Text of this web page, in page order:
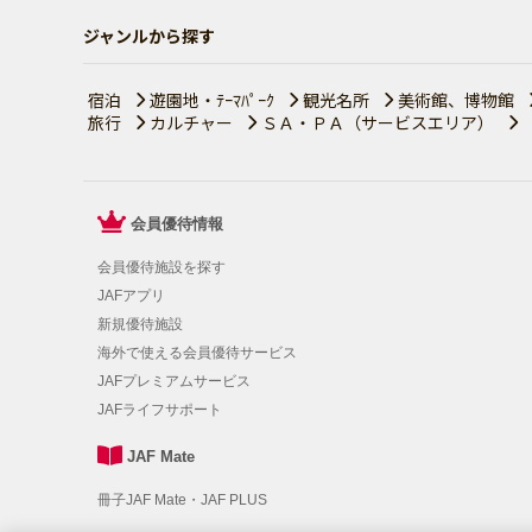
ジャンルから探す
宿泊 遊園地・ﾃｰﾏﾊﾟｰｸ 観光名所
美術館、博物館
旅行
カルチャー ＳＡ・ＰＡ（サービスエリア）
会員優待情報
会員優待施設を探す
JAFアプリ
新規優待施設
海外で使える会員優待サービス
JAFプレミアムサービス
JAFライフサポート
JAF Mate
冊子JAF Mate・JAF PLUS